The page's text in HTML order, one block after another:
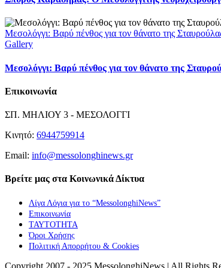
Μεσολόγγι: Βαρύ πένθος για τον θάνατο της
Gallery
Μεσολόγγι: Βαρύ πένθος για τον θάνατο της
Επικοινωνία
ΣΠ. ΜΗΛΙΟΥ 3 - ΜΕΣΟΛΟΓΓΙ
Κινητό: 6944759914
Email: info@messolonghinews.gr
Βρείτε μας στα Κοινωνικά Δίκτυα
Λίγα Λόγια για το “MessolonghiNews”
Επικοινωνία
ΤΑΥΤΟΤΗΤΑ
Όροι Χρήσης
Πολιτική Απορρήτου & Cookies
Copyright 2007 - 2025 MessolonghiNews | All Rights